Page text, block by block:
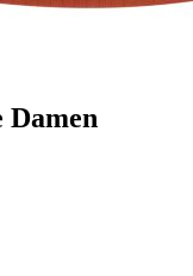
Damen